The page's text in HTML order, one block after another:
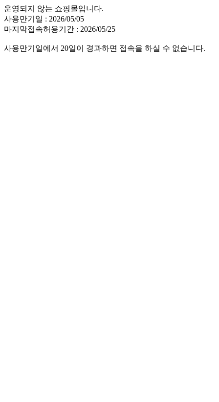
운영되지 않는 쇼핑몰입니다.
사용만기일 : 2026/05/05
마지막접속허용기간 : 2026/05/25
사용만기일에서 20일이 경과하면 접속을 하실 수 없습니다.